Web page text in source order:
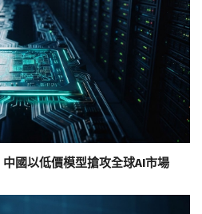
國以低價模型搶攻全球AI市場